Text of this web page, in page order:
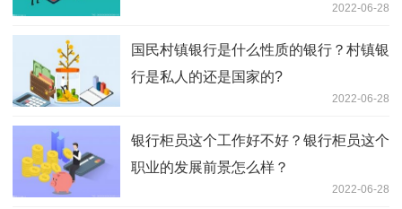
2022-06-28
国民村镇银行是什么性质的银行？村镇银
行是私人的还是国家的?
2022-06-28
银行柜员这个工作好不好？银行柜员这个
职业的发展前景怎么样？
2022-06-28